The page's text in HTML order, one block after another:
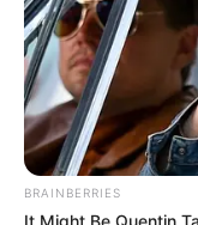
BRAINBERRIES
It Might Be Quentin